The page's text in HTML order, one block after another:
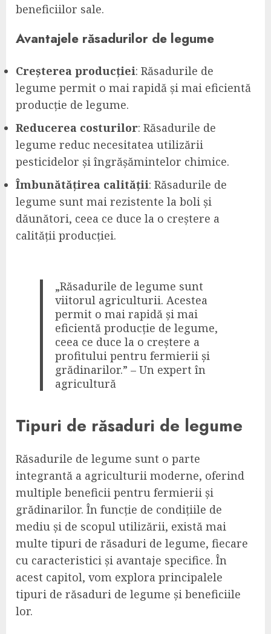
beneficiilor sale.
Avantajele răsadurilor de legume
Creșterea producției: Răsadurile de
legume permit o mai rapidă și mai eficientă
producție de legume.
Reducerea costurilor: Răsadurile de
legume reduc necesitatea utilizării
pesticidelor și îngrășămintelor chimice.
Îmbunătățirea calității: Răsadurile de
legume sunt mai rezistente la boli și
dăunători, ceea ce duce la o creștere a
calității producției.
„Răsadurile de legume sunt
viitorul agriculturii. Acestea
permit o mai rapidă și mai
eficientă producție de legume,
ceea ce duce la o creștere a
profitului pentru fermierii și
grădinarilor.” – Un expert în
agricultură
Tipuri de răsaduri de legume
Răsadurile de legume sunt o parte
integrantă a agriculturii moderne, oferind
multiple beneficii pentru fermierii și
grădinarilor. În funcție de condițiile de
mediu și de scopul utilizării, există mai
multe tipuri de răsaduri de legume, fiecare
cu caracteristici și avantaje specifice. În
acest capitol, vom explora principalele
tipuri de răsaduri de legume și beneficiile
lor.